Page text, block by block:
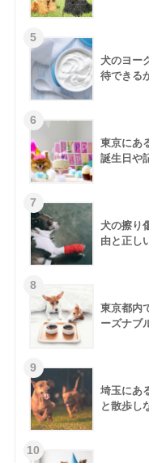
犬のヨー
待できる
東京にあ
誕生日や
犬の擦り
由と正し
東京都内
ーズナブ
埼玉にあ
と散歩し